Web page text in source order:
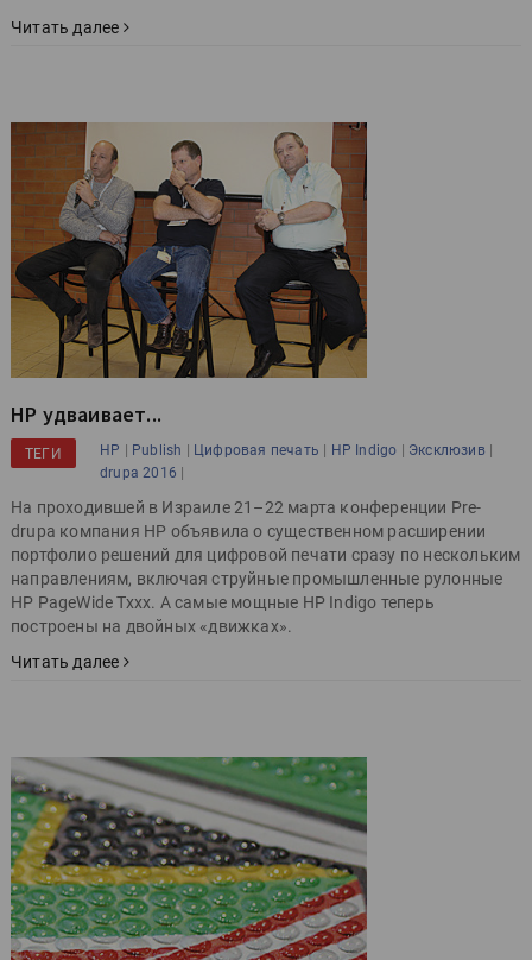
Читать далее
HP удваивает...
ТЕГИ HP | Publish | Цифровая печать | HP Indigo | Эксклюзив |
drupa 2016 |
На проходившей в Израиле 21–22 марта конференции Pre-
drupa компания HP объявила о существенном расширении
портфолио решений для цифровой печати сразу по нескольким
направлениям, включая струйные промышленные рулонные
HP PageWide Txxx. А самые мощные HP Indigo теперь
построены на двойных «движках».
Читать далее